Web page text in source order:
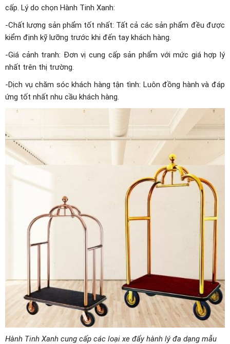
cấp. Lý do chọn Hành Tinh Xanh:
-Chất lượng sản phẩm tốt nhất: Tất cả các sản phẩm đều được
kiểm định kỹ lưỡng trước khi đến tay khách hàng.
-Giá cảnh tranh: Đơn vị cung cấp sản phẩm với mức giá hợp lý
nhất trên thị trường.
-Dịch vụ chăm sóc khách hàng tận tình: Luôn đồng hành và đáp
ứng tốt nhất nhu cầu khách hàng.
Hành Tinh Xanh cung cấp các loại xe đẩy hành lý đa dạng mẫu